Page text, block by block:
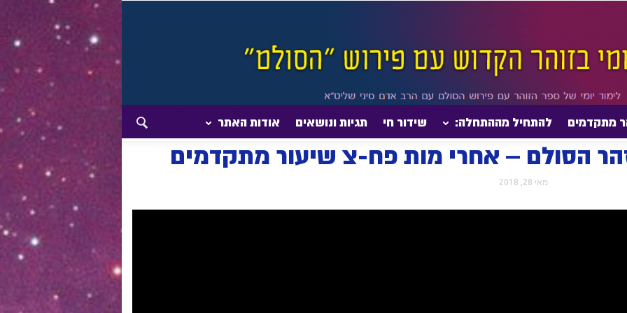
מתקדמים להתחיל מההתחלה: שידור חי תגיות ונושאים אודות האתר 033- הדף היומי בזהר הסולם – אחרי מות פח-צ שיעור מתקדמים
מאי 28, 2018